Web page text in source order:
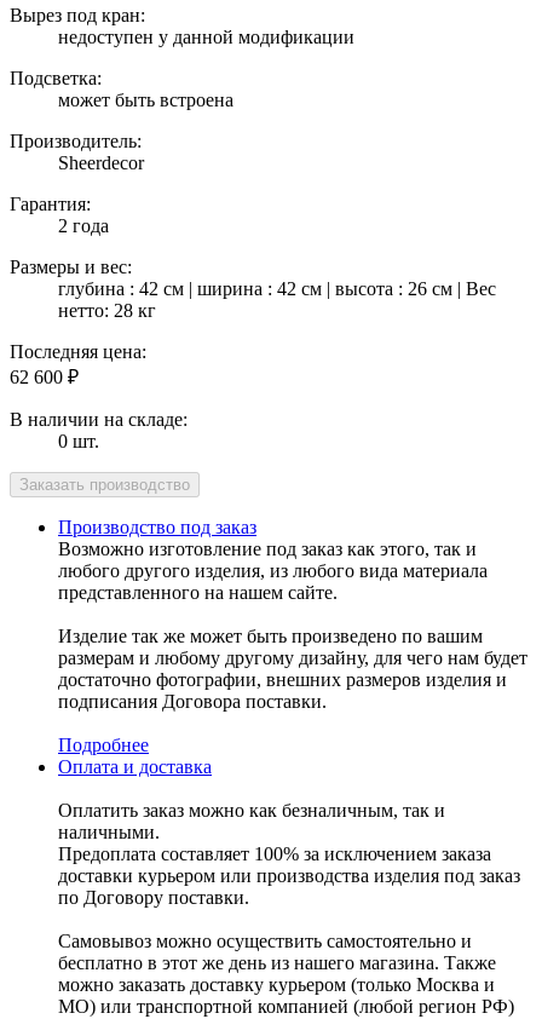
Вырез под кран:
недоступен у данной модификации
Подсветка:
может быть встроена
Производитель:
Sheerdecor
Гарантия:
2 года
Размеры и вес:
глубина : 42 см | ширина : 42 см | высота : 26 см | Вес
нетто: 28 кг
Последняя цена:
62 600 ₽
В наличии на складе:
0 шт.
Производство под заказ
Возможно изготовление под заказ как этого, так и
любого другого изделия, из любого вида материала
представленного на нашем сайте.
Изделие так же может быть произведено по вашим
размерам и любому другому дизайну, для чего нам будет
достаточно фотографии, внешних размеров изделия и
подписания Договора поставки.
Подробнее
Оплата и доставка
Оплатить заказ можно как безналичным, так и
наличными.
Предоплата составляет 100% за исключением заказа
доставки курьером или производства изделия под заказ
по Договору поставки.
Самовывоз можно осуществить самостоятельно и
бесплатно в этот же день из нашего магазина. Также
можно заказать доставку курьером (только Москва и
МО) или транспортной компанией (любой регион РФ)